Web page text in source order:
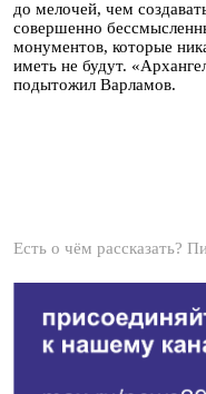
до мелочей, чем
совершенно
монументов, которые
иметь не будут.
подытожил Варламов.
Есть о чём рассказать?